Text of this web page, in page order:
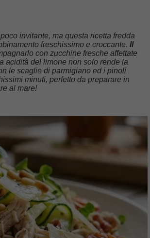
invitante, ma questa ricetta fredda
freschissimo e croccante. Il
con zucchine fresche affettate
acidità del limone non solo rende la
le scaglie di parmigiano ed i pinoli
minuti, perfetto da preparare in
al mare!